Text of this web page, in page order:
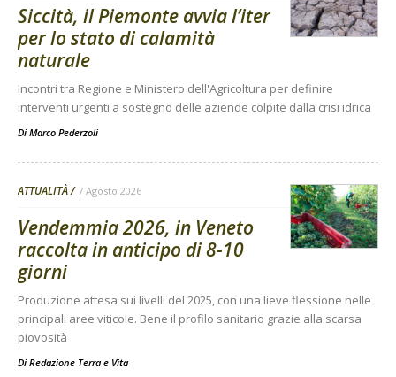
Siccità, il Piemonte avvia l’iter
per lo stato di calamità
naturale
Incontri tra Regione e Ministero dell'Agricoltura per definire
interventi urgenti a sostegno delle aziende colpite dalla crisi idrica
Di Marco Pederzoli
ATTUALITÀ 7 Agosto 2026
Vendemmia 2026, in Veneto
raccolta in anticipo di 8-10
giorni
Produzione attesa sui livelli del 2025, con una lieve flessione nelle
principali aree viticole. Bene il profilo sanitario grazie alla scarsa
piovosità
Di Redazione Terra e Vita